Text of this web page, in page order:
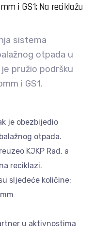
i GS1: Na reciklažu
sistema
otpada u
pružio podršku
i GS1.
je obezbijedio
otpada.
KJKP Rad, a
reciklazi.
sljedeće količine:
u aktivnostima